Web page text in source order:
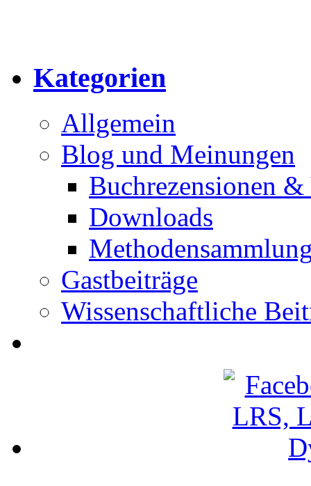
Kategorien
Allgemein
Blog und Meinungen
Buchrezensionen
Downloads
Gastbeiträge
Wissenschaftliche